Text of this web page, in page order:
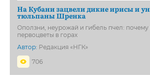
На Кубани зацвели дикие ирисы и
тюльпаны Шренка
Оползни, неурожай и гибель пчел: почему
первоцветы в горах
Автор: Редакция «НГК»
706